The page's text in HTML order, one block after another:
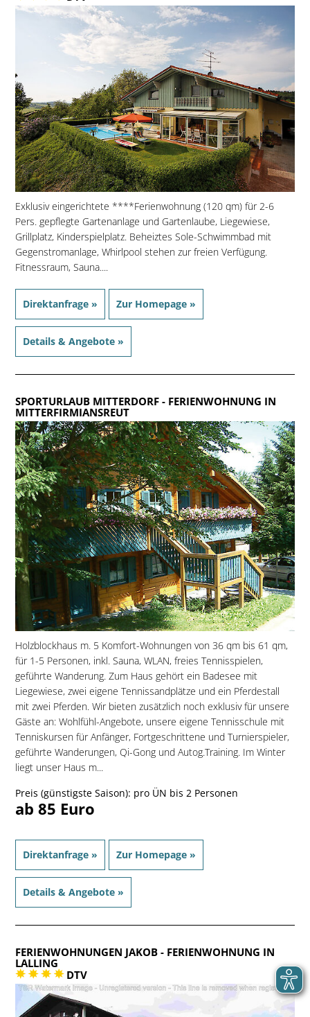
Exklusiv eingerichtete ****Ferienwohnung (120 qm) für 2-6
Pers. gepflegte Gartenanlage und Gartenlaube, Liegewiese,
Grillplatz, Kinderspielplatz. Beheiztes Sole-Schwimmbad mit
Gegenstromanlage, Whirlpool stehen zur freien Verfügung.
Fitnessraum, Sauna....
Direktanfrage » Zur Homepage »
Details & Angebote »
SPORTURLAUB MITTERDORF- FERIENWOHNUNG IN
MITTERFIRMIANSREUT
Holzblockhaus m. 5 Komfort-Wohnungen von 36 qm bis 61 qm,
für 1-5 Personen, inkl. Sauna, WLAN, freies Tennisspielen,
geführte Wanderung. Zum Haus gehört ein Badesee mit
Liegewiese, zwei eigene Tennissandplätze und ein Pferdestall
mit zwei Pferden. Wir bieten zusätzlich noch exklusiv für unsere
Gäste an: Wohlfühl-Angebote, unsere eigene Tennisschule mit
Tenniskursen für Anfänger, Fortgeschrittene und Turnierspieler,
geführte Wanderungen, Qi-Gong und Autog.Training. Im Winter
liegt unser Haus m...
Preis (günstigste Saison): pro ÜN bis 2 Personen
ab 85 Euro
Direktanfrage » Zur Homepage »
Details & Angebote »
FERIENWOHNUNGEN JAKOB- FERIENWOHNUNG IN
LALLING
DTV